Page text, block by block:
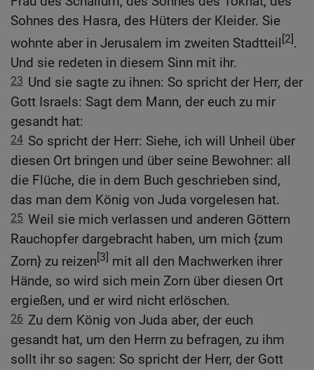
Sohnes des Hasra, des Hüters der Kleider. Sie
wohnte aber in Jerusalem im zweiten Stadtteil [2].
Und sie redeten in diesem Sinn mit ihr.
23 Und sie sagte zu ihnen: So spricht der Herr, der
Gott Israels: Sagt dem Mann, der euch zu mir
gesandt hat:
24 So spricht der Herr: Siehe, ich will Unheil über
diesen Ort bringen und über seine Bewohner: all
die Flüche, die in dem Buch geschrieben sind,
das man dem König von Juda vorgelesen hat.
25 Weil sie mich verlassen und anderen Göttern
Rauchopfer dargebracht haben, um mich {zum
Zorn} zu reizen[3] mit all den Machwerken ihrer
Hände, so wird sich mein Zorn über diesen Ort
ergießen, und er wird nicht erlöschen.
26 Zu dem König von Juda aber, der euch
gesandt hat, um den Herrn zu befragen, zu ihm
sollt ihr so sagen: So spricht der Herr, der Gott